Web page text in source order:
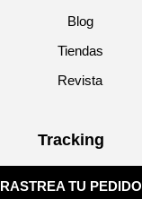
Blog
Tiendas
Revista
Tracking
RASTREA TU PEDIDO